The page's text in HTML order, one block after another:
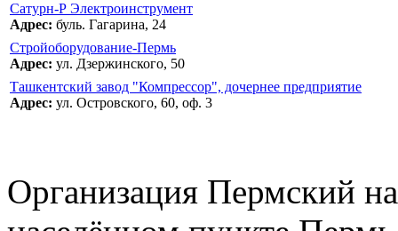
Сатурн-Р Электроинструмент
Адрес: буль. Гагарина, 24
Стройоборудование-Пермь
Адрес: ул. Дзержинского, 50
Ташкентский завод "Компрессор", дочернее предприятие
Адрес: ул. Островского, 60, оф. 3
Организация Пермский